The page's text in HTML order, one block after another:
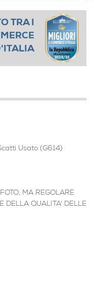
TRA I
Usato (G614)
MA REGOLARE
DELLA QUALITA' DELLE